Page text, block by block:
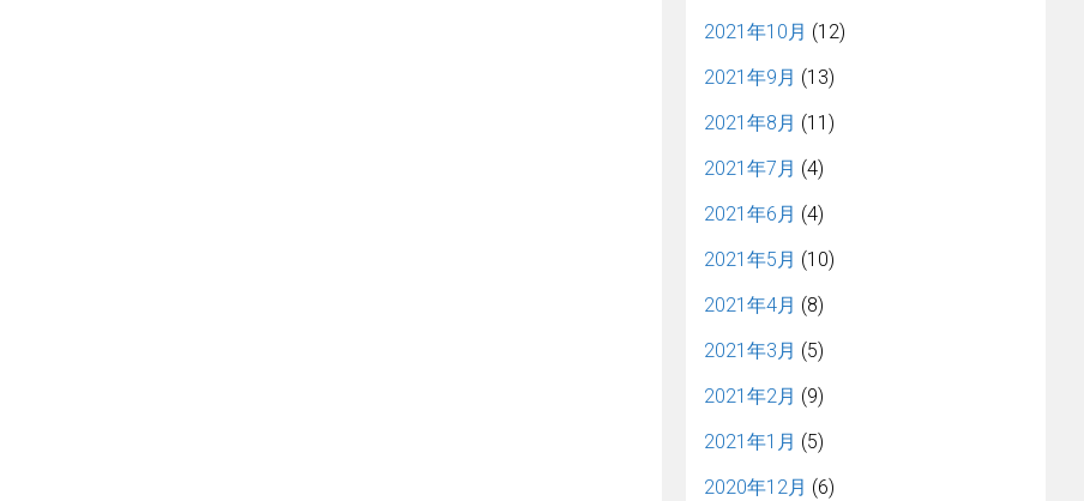
2021年10月 (12)
2021年9月 (13)
2021年8月 (11)
2021年7月 (4)
2021年6月 (4)
2021年5月 (10)
2021年4月 (8)
2021年3月 (5)
2021年2月 (9)
2021年1月 (5)
2020年12月 (6)